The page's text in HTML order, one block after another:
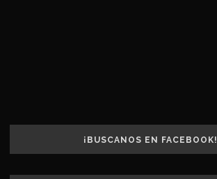
¡BUSCANOS EN FACEBOOK!